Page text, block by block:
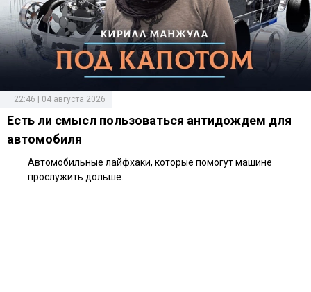
22:46 | 04 августа 2026
Есть ли смысл пользоваться антидождем для
автомобиля
Автомобильные лайфхаки, которые помогут машине
прослужить дольше.